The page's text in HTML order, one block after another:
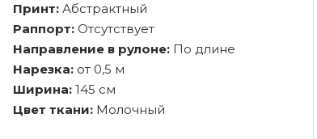
Принт: Абстрактный
Раппорт: Отсутствует
Направление в рулоне: По длине
Нарезка: от 0,5 м
Ширина: 145 см
Цвет ткани: Молочный